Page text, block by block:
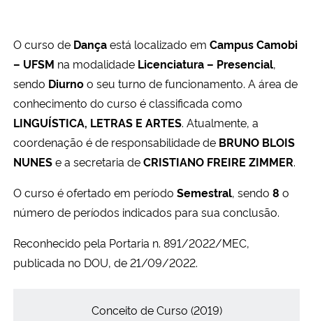
Ministério da Saúde
Ministério de Minas e Energia
Ministério da Ciência, Tecnologia, Inovações e Comunicações
Ministério do Meio Ambiente
Ministério do Turismo
Controladoria-Geral da União
Ministério da Mulher, da Família e dos Direitos Humanos
O curso de Dançaestá localizado em Campus Camobi
– UFSM na modalidade Licenciatura – Presencial,
sendo Diurnoo seu turno de funcionamento. A área de
conhecimento do curso é classificada como
LINGUÍSTICA, LETRAS E ARTES. Atualmente, a
coordenação é de responsabilidade de BRUNO BLOIS
NUNESe a secretaria deCRISTIANO FREIRE ZIMMER.
O curso é ofertado em período Semestral, sendo 8 o
número de períodos indicados para sua conclusão.
Reconhecido pela Portaria n. 891/2022/MEC,
publicada no DOU, de 21/09/2022.
Conceito de Curso (2019)